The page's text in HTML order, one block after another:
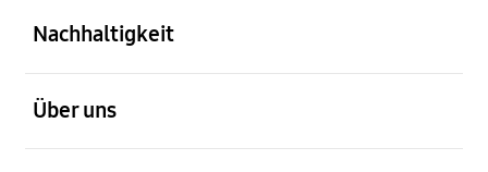
Nachhaltigkeit
Über uns